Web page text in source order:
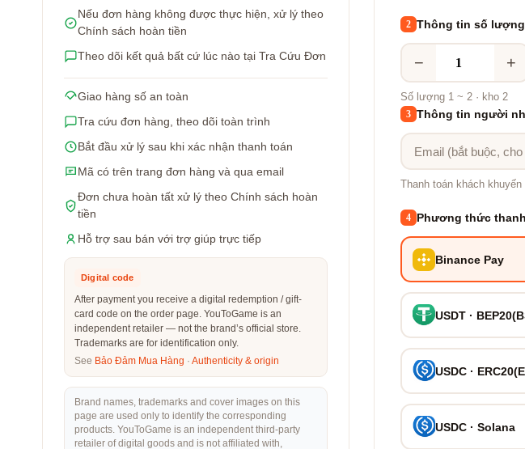
Nếu đơn hàng không được thực hiện, xử lý theo
Chính sách hoàn tiền
Theo dõi kết quả bất cứ lúc nào tại Tra Cứu Đơn
Giao hàng số an toàn
Tra cứu đơn hàng, theo dõi toàn trình
Bắt đầu xử lý sau khi xác nhận thanh toán
Mã có trên trang đơn hàng và qua email
Đơn chưa hoàn tất xử lý theo Chính sách hoàn
tiền
Hỗ trợ sau bán với trợ giúp trực tiếp
Digital code
After payment you receive a digital redemption / gift-
card code on the order page. YouToGame is an
independent retailer — not the brand’s official store.
Trademarks are for identification only.
See Bảo Đảm Mua Hàng · Authenticity & origin
Brand names, trademarks and cover images on this
page are used only to identify the corresponding
products. YouToGame is an independent third-party
retailer of digital goods and is not affiliated with,
2 Thông tin số
− +
Số lượng 1 ~ 2 · kho 2
3 Thông tin người
Thanh toán khách
4 Phương thức
Binance Pay
USDT ·
USDC ·
USDC · Solana